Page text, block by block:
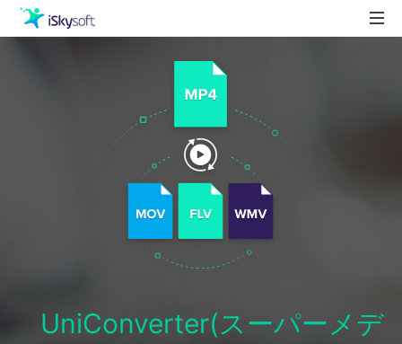
UniConverter(スーパーメデ